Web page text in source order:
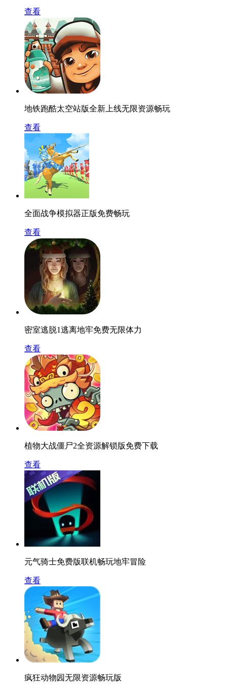
查看
地铁跑酷太空站版全新上线无限资源畅玩
查看
全面战争模拟器正版免费畅玩
查看
密室逃脱1逃离地牢免费无限体力
查看
植物大战僵尸2全资源解锁版免费下载
查看
元气骑士免费版联机畅玩地牢冒险
查看
疯狂动物园无限资源畅玩版